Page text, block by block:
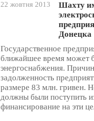
22 жовтня 2013
Шахту
Донецка
Государственное
ближайшее время может
энергоснабжения.
задолженность
размере 83 млн. гривен.
должны были поступить
финансирование на эти